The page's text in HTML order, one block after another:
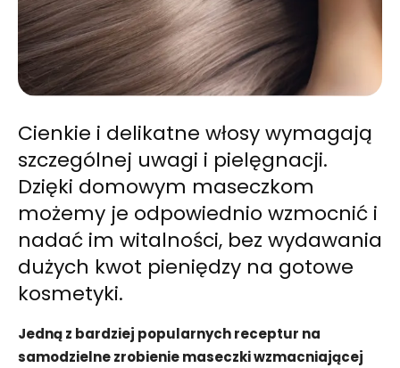
Cienkie i delikatne włosy wymagają
szczególnej uwagi i pielęgnacji.
Dzięki domowym maseczkom
możemy je odpowiednio wzmocnić i
nadać im witalności, bez wydawania
dużych kwot pieniędzy na gotowe
kosmetyki.
Jedną z bardziej popularnych receptur na
samodzielne zrobienie maseczki wzmacniającej